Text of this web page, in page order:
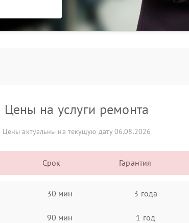
Цены на услуги ремонта
Цены актуальны на текущую дату 06.08.2026
Срок Гарантия
30 мин 3 года
90 мин 1 год